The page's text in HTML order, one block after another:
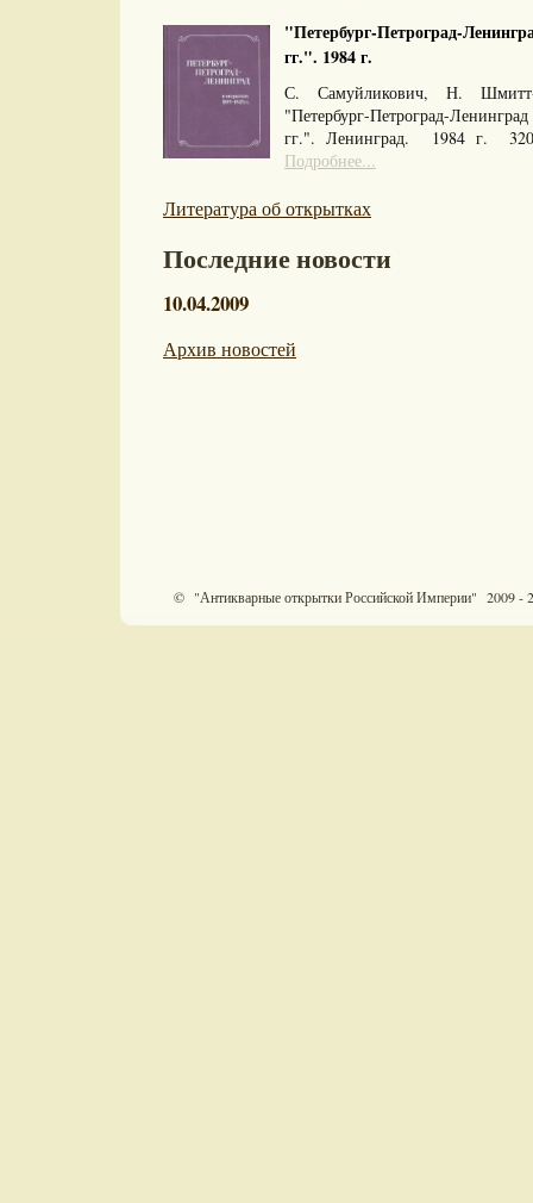
"Петербург-Петроград-
гг.". 1984 г.
С. Самуйликович, Н.
"Петербург-Петроград-
гг.". Ленинград. 1984 г.
Подробнее...
Литература об открытках
Последние новости
10.04.2009
Архив новостей
© "Антикварные открытки Российской Империи" 2009 -